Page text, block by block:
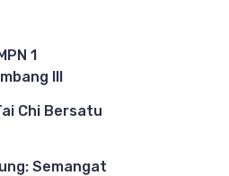
1
III
Chi Bersatu
Semangat